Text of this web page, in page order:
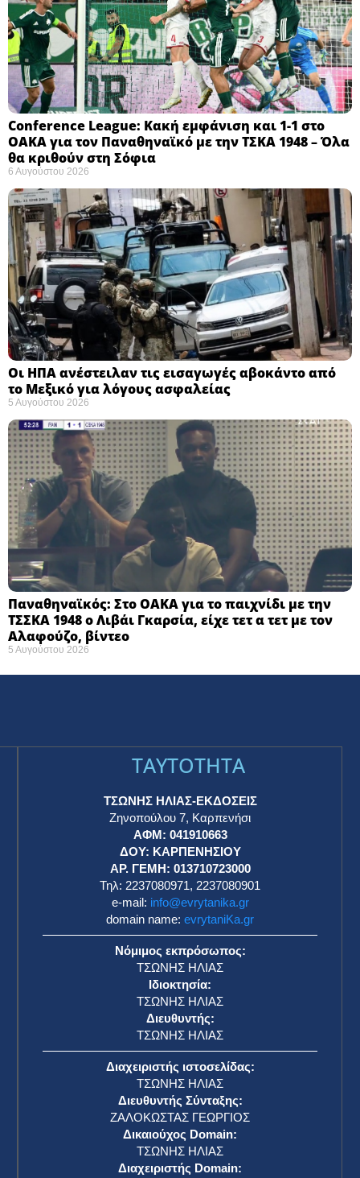
Conference League: Κακή εμφάνιση και 1-1 στο
ΟΑΚΑ για τον Παναθηναϊκό με την ΤΣΚΑ 1948 – Όλα
θα κριθούν στη Σόφια ​
6 Αυγούστου 2026
Οι ΗΠΑ ανέστειλαν τις εισαγωγές αβοκάντο από
το Μεξικό για λόγους ασφαλείας
5 Αυγούστου 2026
Παναθηναϊκός: Στο ΟΑΚΑ για το παιχνίδι με την
ΤΣΣΚΑ 1948 ο Λιβάι Γκαρσία, είχε τετ α τετ με τον
Αλαφούζο, βίντεο
5 Αυγούστου 2026
TAYTOTHTA
ΤΣΩΝΗΣ ΗΛΙΑΣ-ΕΚΔΟΣΕΙΣ
Ζηνοπούλου 7, Καρπενήσι
ΑΦΜ: 041910663
ΔΟΥ: ΚΑΡΠΕΝΗΣΙΟΥ
ΑΡ. ΓΕΜΗ: 013710723000
Τηλ: 2237080971, 2237080901
e-mail: info@evrytanika.gr
domain name: evrytaniKa.gr
Νόμιμος εκπρόσωπος:
ΤΣΩΝΗΣ ΗΛΙΑΣ
Ιδιοκτησία:
ΤΣΩΝΗΣ ΗΛΙΑΣ
Διευθυντής:
ΤΣΩΝΗΣ ΗΛΙΑΣ
Διαχειριστής ιστοσελίδας:
ΤΣΩΝΗΣ ΗΛΙΑΣ
Διευθυντής Σύνταξης:
ΖΑΛΟΚΩΣΤΑΣ ΓΕΩΡΓΙΟΣ
Δικαιούχος Domain:
ΤΣΩΝΗΣ ΗΛΙΑΣ
Διαχειριστής Domain: